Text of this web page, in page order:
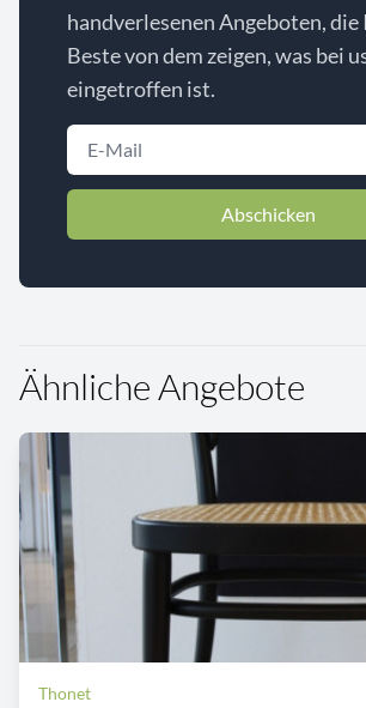
handverlesenen Angeboten, die
Beste von dem zeigen, was bei
eingetroffen ist.
Abschicken
Ähnliche Angebote
Thonet